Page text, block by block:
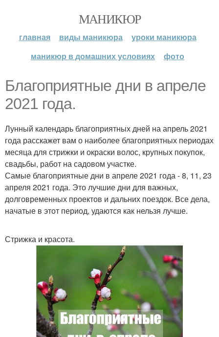
МАНИКЮР
главная виды маникюра
уроки маникюра
маникюр в домашних условиях
фото
Благоприятные дни в апреле
2021 года.
Лунный календарь благоприятных дней на апрель 2021
года расскажет вам о наиболее благоприятных периодах
месяца для стрижки и окраски волос, крупных покупок,
свадьбы, работ на садовом участке.
Самые благоприятные дни в апреле 2021 года - 8, 11, 23
апреля 2021 года. Это лучшие дни для важных,
долговременных проектов и дальних поездок. Все дела,
начатые в этот период, удаются как нельзя лучше.
Стрижка и красота.